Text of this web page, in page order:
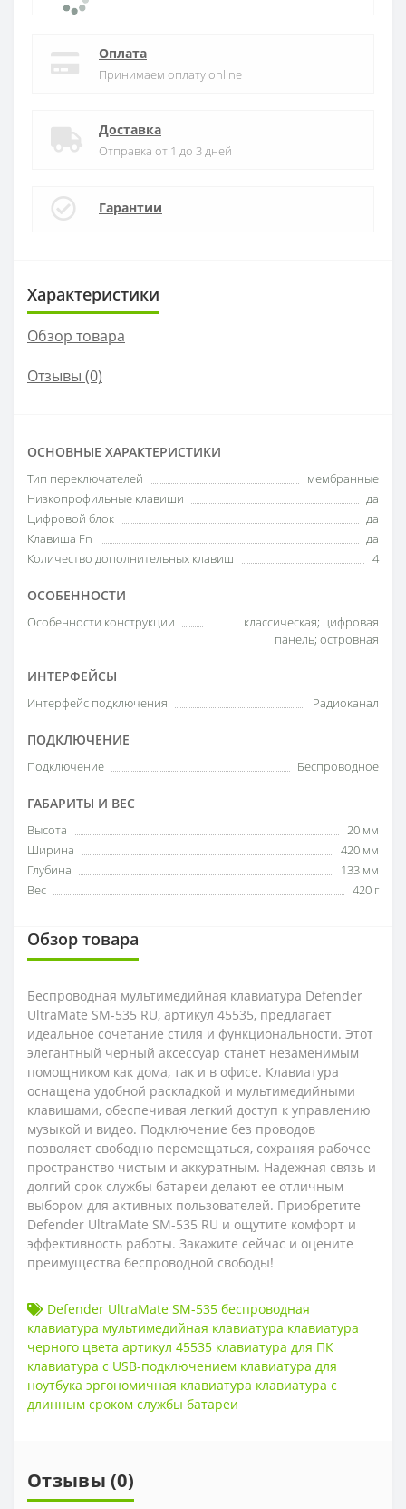
Оплата
Принимаем оплату online
Доставка
Отправка от 1 до 3 дней
Гарантии
Характеристики
Обзор товара
Отзывы (0)
ОСНОВНЫЕ ХАРАКТЕРИСТИКИ
Тип переключателей
мембранные
Низкопрофильные клавиши
да
Цифровой блок
да
Клавиша Fn
да
Количество дополнительных клавиш
4
ОСОБЕННОСТИ
Особенности конструкции
классическая; цифровая
панель; островная
ИНТЕРФЕЙСЫ
Интерфейс подключения Радиоканал
ПОДКЛЮЧЕНИЕ
Подключение Беспроводное
ГАБАРИТЫ И ВЕС
Высота
20 мм
Ширина
420 мм
Глубина
133 мм
Вес
420 г
Обзор товара
Беспроводная мультимедийная клавиатура Defender
UltraMate SM-535 RU, артикул 45535, предлагает
идеальное сочетание стиля и функциональности. Этот
элегантный черный аксессуар станет незаменимым
помощником как дома, так и в офисе. Клавиатура
оснащена удобной раскладкой и мультимедийными
клавишами, обеспечивая легкий доступ к управлению
музыкой и видео. Подключение без проводов
позволяет свободно перемещаться, сохраняя рабочее
пространство чистым и аккуратным. Надежная связь и
долгий срок службы батареи делают ее отличным
выбором для активных пользователей. Приобретите
Defender UltraMate SM-535 RU и ощутите комфорт и
эффективность работы. Закажите сейчас и оцените
преимущества беспроводной свободы!
Defender UltraMate SM-535 беспроводная
клавиатура мультимедийная клавиатура клавиатура
черного цвета артикул 45535 клавиатура для ПК
клавиатура с USB-подключением клавиатура для
ноутбука эргономичная клавиатура клавиатура с
длинным сроком службы батареи
Отзывы (0)